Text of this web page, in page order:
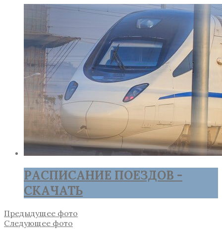
РАСПИСАНИЕ ПОЕЗДОВ -
СКАЧАТЬ
Предыдущее фото
Следующее фото